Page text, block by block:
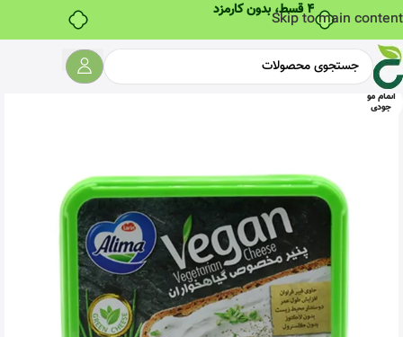
۴ قسط، بدون کارمزد
Skip to main content
اتمام مو
جودی